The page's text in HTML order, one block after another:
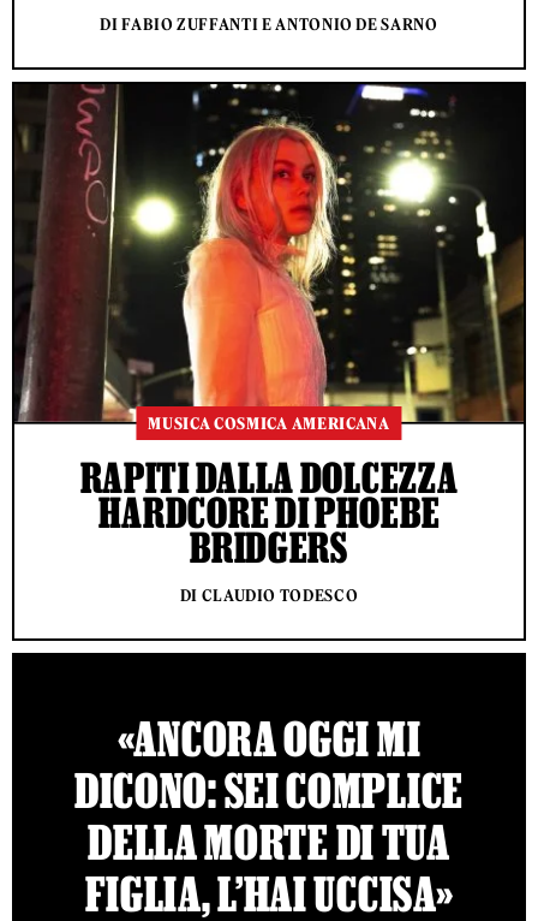
DI FABIO ZUFFANTI E ANTONIO DE SARNO
MUSICA COSMICA AMERICANA
RAPITI DALLA DOLCEZZA
HARDCORE DI PHOEBE
BRIDGERS
DI CLAUDIO TODESCO
«ANCORA OGGI MI
DICONO: SEI COMPLICE
DELLA MORTE DI TUA
FIGLIA, L’HAI UCCISA»